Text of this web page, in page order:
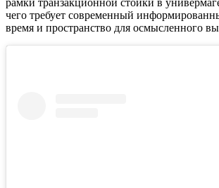
рамки транзакционной стойки в
чего требует современный
время и пространство для осмысленного